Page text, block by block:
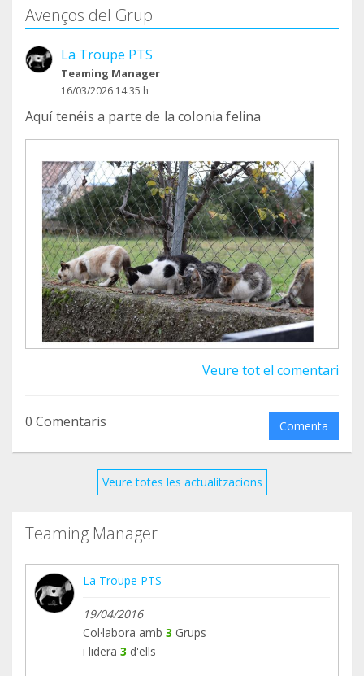
Avenços del Grup
La Troupe PTS
Teaming Manager
16/03/2026 14:35 h
Aquí tenéis a parte de la colonia felina
Veure tot el comentari
0 Comentaris Comenta
Veure totes les actualitzacions
Teaming Manager
La Troupe PTS
19/04/2016
Col·labora amb 3 Grups
i lidera 3 d'ells